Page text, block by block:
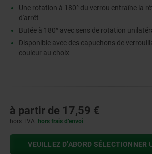
Une rotation à 180° du verrou entraîne la
d'arrêt
Butée à 180° avec sens de rotation
Disponible avec des capuchons de
couleur au choix
à partir de 17,59 €
hors TVA hors frais d’envoi
VEUILLEZ D’ABORD SÉLECTIONNER